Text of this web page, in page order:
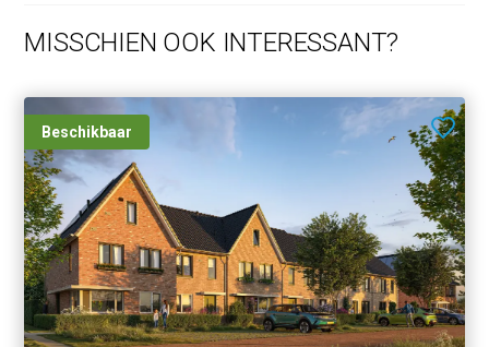
MISSCHIEN OOK INTERESSANT?
Beschikbaar